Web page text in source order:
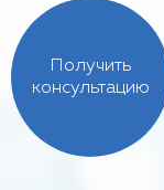
Получить
консультацию